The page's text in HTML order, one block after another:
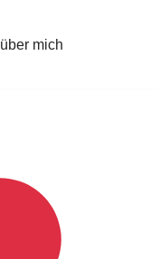
über mich